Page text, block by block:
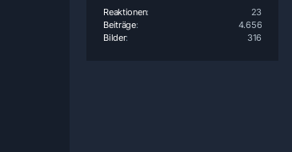
Reaktionen
23
Beiträge
4.656
Bilder
316